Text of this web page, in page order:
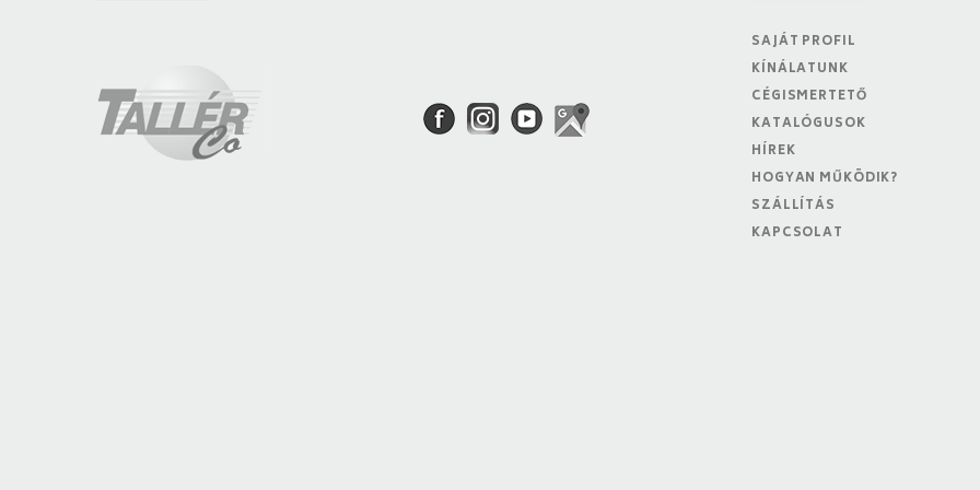
SAJÁT PROFIL
KÍNÁLATUNK
CÉGISMERTETŐ
KATALÓGUSOK
HÍREK
HOGYAN MŰKÖDIK?
SZÁLLÍTÁS
KAPCSOLAT